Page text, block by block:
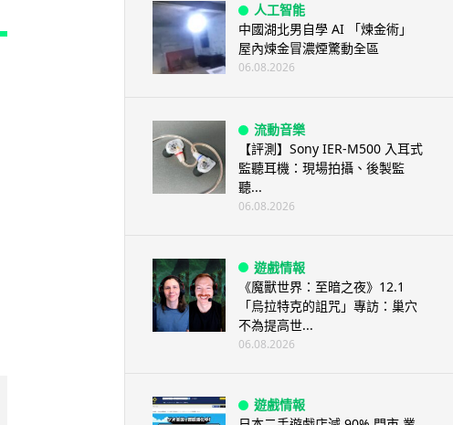
人工智能
中國湖北男自學 AI 「煉金術」
屋內煉金冒濃煙驚動全區
06.08.2026
流動音樂
【評測】Sony IER-M500 入耳式
監聽耳機：現場拍攝、後製監
聽...
06.08.2026
遊戲情報
《魔獸世界：至暗之夜》12.1
「烏拉特克的詛咒」專訪：巢穴
不為提高世...
06.08.2026
遊戲情報